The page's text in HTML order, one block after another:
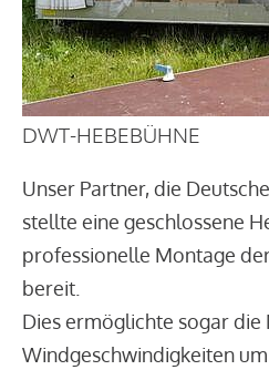
DWT-HEBEBÜHNE
Unser Partner, die
stellte eine geschlossene
professionelle Montage
bereit.
Dies ermöglichte sogar die
Windgeschwindigkeiten